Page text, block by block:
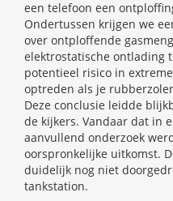
een telefoon een
Ondertussen krijgen we
over ontploffende
elektrostatische ontlading
potentieel risico in
optreden als je
Deze conclusie leidde
de kijkers. Vandaar dat in
aanvullend onderzoek
oorspronkelijke uitkomst.
duidelijk nog niet
tankstation.